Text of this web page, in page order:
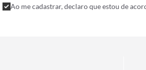
Ao me cadastrar, declaro que estou de